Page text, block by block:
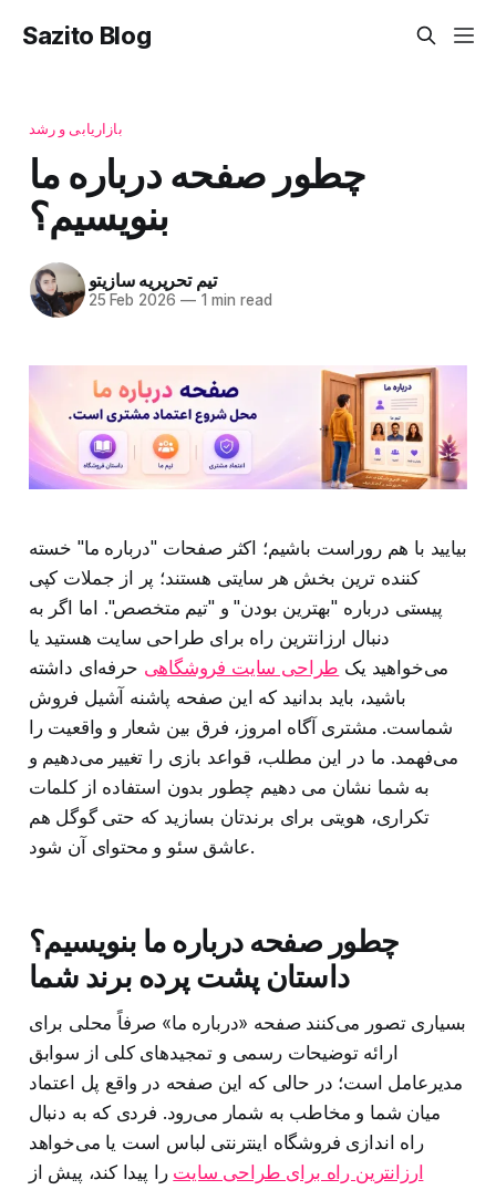
Sazito Blog
بازاریابی و رشد
چطور صفحه درباره ما
بنویسیم؟
تیم تحریریه سازیتو
25 Feb 2026 —1 min read
بیایید با هم روراست باشیم؛ اکثر صفحات "درباره ما" خسته‌
کننده‌ ترین بخش هر سایتی هستند؛ پر از جملات کپی
پیستی درباره "بهترین بودن" و "تیم متخصص". اما اگر به
دنبال ارزانترین راه برای طراحی سایت هستید یا
می‌خواهید یک طراحی سایت فروشگاهی حرفه‌ای داشته
باشید، باید بدانید که این صفحه پاشنه آشیل فروش
شماست. مشتری آگاه امروز، فرق بین شعار و واقعیت را
می‌فهمد. ما در این مطلب، قواعد بازی را تغییر می‌دهیم و
به شما نشان می‌ دهیم چطور بدون استفاده از کلمات
تکراری، هویتی برای برندتان بسازید که حتی گوگل هم
عاشق سئو و محتوای آن شود.
چطور صفحه درباره ما بنویسیم؟
داستان پشت پرده برند شما
بسیاری تصور می‌کنند صفحه «درباره ما» صرفاً محلی برای
ارائه توضیحات رسمی و تمجیدهای کلی از سوابق
مدیرعامل است؛ در حالی‌ که این صفحه در واقع پل اعتماد
میان شما و مخاطب به شمار می‌رود. فردی که به دنبال
راه‌ اندازی فروشگاه اینترنتی لباس است یا می‌خواهد
ارزانترین راه برای طراحی سایت را پیدا کند، پیش از